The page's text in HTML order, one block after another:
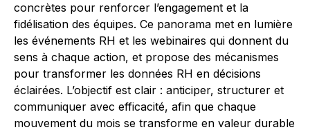
concrètes pour renforcer l’engagement et la
fidélisation des équipes. Ce panorama met en lumière
les événements RH et les webinaires qui donnent du
sens à chaque action, et propose des mécanismes
pour transformer les données RH en décisions
éclairées. L’objectif est clair : anticiper, structurer et
communiquer avec efficacité, afin que chaque
mouvement du mois se transforme en valeur durable